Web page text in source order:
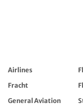
Airlines
Fracht
General Aviation